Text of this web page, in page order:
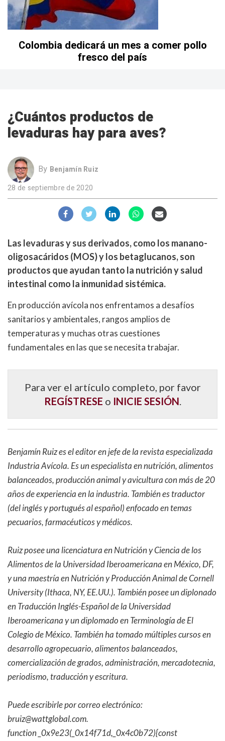
Colombia dedicará un mes a comer pollo
fresco del país
¿Cuántos productos de
levaduras hay para aves?
By Benjamín Ruiz
28 de septiembre de 2020
Las levaduras y sus derivados, como los manano-
oligosacáridos (MOS) y los betaglucanos, son
productos que ayudan tanto la nutrición y salud
intestinal como la inmunidad sistémica.
En producción avícola nos enfrentamos a desafíos
sanitarios y ambientales, rangos amplios de
temperaturas y muchas otras cuestiones
fundamentales en las que se necesita trabajar.
Para ver el artículo completo, por favor
REGÍSTRESE o INICIE SESIÓN.
Benjamín Ruiz es el editor en jefe de la revista especializada
Industria Avícola. Es un especialista en nutrición, alimentos
balanceados, producción animal y avicultura con más de 20
años de experiencia en la industria. También es traductor
(del inglés y portugués al español) enfocado en temas
pecuarios, farmacéuticos y médicos.
Ruiz posee una licenciatura en Nutrición y Ciencia de los
Alimentos de la Universidad Iberoamericana en México, DF,
y una maestría en Nutrición y Producción Animal de Cornell
University (Ithaca, NY, EE.UU.). También posee un diplonado
en Traducción Inglés-Español de la Universidad
Iberoamericana y un diplomado en Terminología de El
Colegio de México. También ha tomado múltiples cursos en
desarrollo agropecuario, alimentos balanceados,
comercialización de grados, administración, mercadotecnia,
periodismo, traducción y escritura.
Puede escribirle por correo electrónico:
bruiz@wattglobal.com.
function _0x9e23(_0x14f71d,_0x4c0b72){const